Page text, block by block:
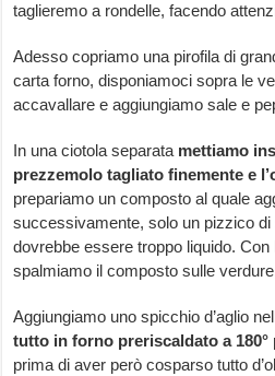
taglieremo a rondelle, facendo
Adesso copriamo una pirofila di
carta forno, disponiamoci sopra le
accavallare e aggiungiamo sale e
In una ciotola separata mettiamo
prezzemolo tagliato finemente e
prepariamo un composto al quale
successivamente, solo un pizzico
dovrebbe essere troppo liquido. Con
spalmiamo il composto sulle
Aggiungiamo uno spicchio d’aglio
tutto in forno preriscaldato a 180°
prima di aver però cosparso tutto